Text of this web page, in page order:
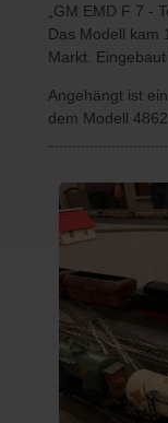
„GM EMD F 7 -
Das Modell kam
Markt.
Angehängt ist
dem Modell